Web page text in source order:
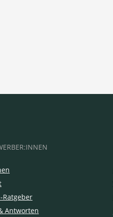
Ratgeber
Antworten